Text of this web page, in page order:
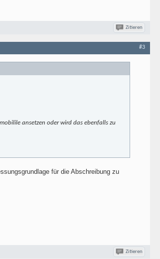
Zitieren
#3
ansetzen oder wird das ebenfalls zu
für die Abschreibung zu
Zitieren